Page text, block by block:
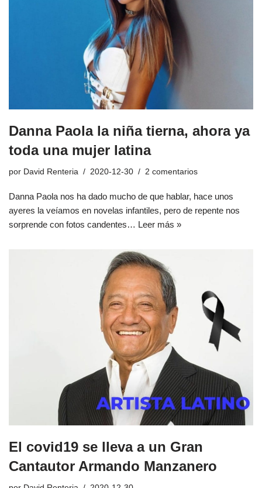
Danna Paola la niña tierna, ahora ya
toda una mujer latina
por David Renteria 2020-12-30 2 comentarios
Danna Paola nos ha dado mucho de que hablar, hace unos
ayeres la veíamos en novelas infantiles, pero de repente nos
sorprende con fotos candentes… Leer más »
El covid19 se lleva a un Gran
Cantautor Armando Manzanero